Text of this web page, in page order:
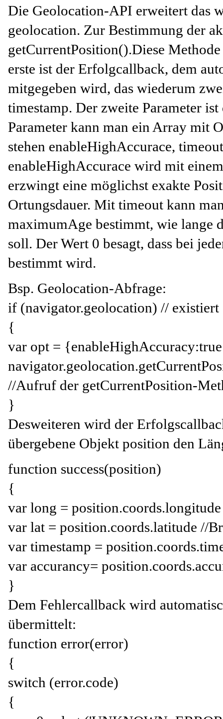
Die Geolocation-API erweitert das
geolocation. Zur Bestimmung der
getCurrentPosition().Diese
erste ist der Erfolgcallback, dem
mitgegeben wird, das wiederum
timestamp. Der zweite Parameter
Parameter kann man ein Array mit
stehen enableHighAccurace,
enableHighAccurace wird mit
erzwingt eine möglichst exakte
Ortungsdauer. Mit timeout kann
maximumAge bestimmt, wie lange
soll. Der Wert 0 besagt, dass bei
bestimmt wird.
Bsp. Geolocation-Abfrage:
if (navigator.geolocation) //
{
var opt =
//Aufruf der getCurrentPosition-
}
Desweiteren wird der
übergebene Objekt position den
function success(position)
{
var long =
var lat = position.coords.latitude //
var timestamp =
var accurancy=
}
Dem Fehlercallback wird
übermittelt:
function error(error)
{
switch (error.code)
{